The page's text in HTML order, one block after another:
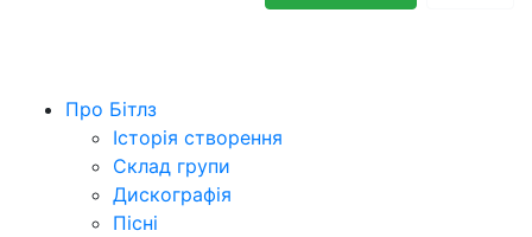
Про Бітлз
Історія створення
Склад групи
Дискографія
Пісні